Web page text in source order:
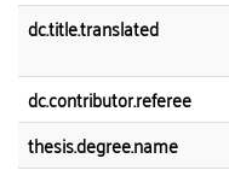
dc.title.translated
dc.contributor.referee
thesis.degree.name